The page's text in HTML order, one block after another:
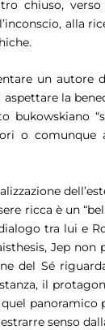
chiuso,
alla
un autore
la
bukowskiano “
o comunque
ricca è un “
tra lui e
, Jep non
del Sé
il
senso